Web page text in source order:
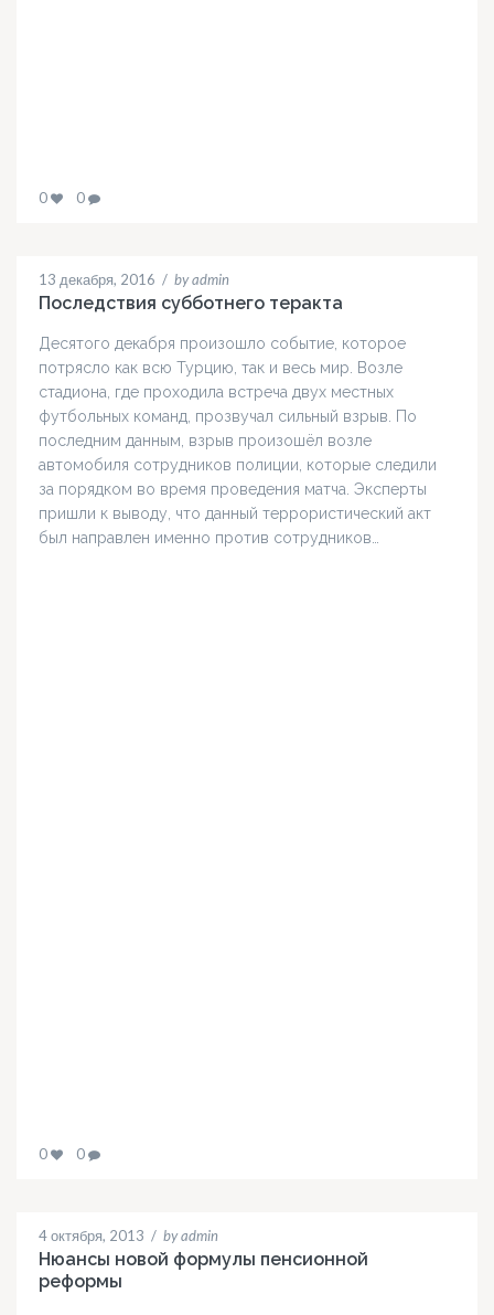
0 0
13 декабря, 2016 / by admin
Последствия субботнего теракта
Десятого декабря произошло событие, которое
потрясло как всю Турцию, так и весь мир. Возле
стадиона, где проходила встреча двух местных
футбольных команд, прозвучал сильный взрыв. По
последним данным, взрыв произошёл возле
автомобиля сотрудников полиции, которые следили
за порядком во время проведения матча. Эксперты
пришли к выводу, что данный террористический акт
был направлен именно против сотрудников…
0 0
4 октября, 2013 / by admin
Нюансы новой формулы пенсионной
реформы